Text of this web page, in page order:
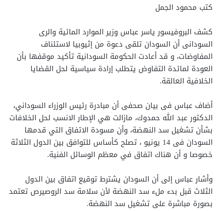
كتب محمود الجمل
كشف البروفيسور ياسر عباس وزير الموارد المائية والرى
السودانى أن السودان تلقى دعوة من إثيوبيا لاستئناف
المفاوضات، و قد أعادت الحكومة السودانية تأكيد موقفها بأن
العودة لمائدة التفاوض يتطلب إرادة سياسية لحل القضايا
الخلافية العالقة.
أضاف عباس فى بيان صحفى أن مبادرة رئيس الوزراء السوداني،
الدكتور عبد الله حمدوك، مازالت هي الإطار الانسب لحل الخلافات
بشأن تشغيل سد النهضة، وأن مسودة الاتفاق التي قدمها
السودان فى 14 يونيو ، تصلح كأساس للتوافق بين الدول الثلاثة
خصوصا و أن هناك اتفاق في معظم الوسائل الفنية.
وأشار عباس إلى أن السودان يشترط توقيع اتفاق بين الدول
الثلاث قبل بدء ملء سد النهضة لأن سلامة سد الروصيرص تعتمد
بصورة مباشرة على تشغيل سد النهضة.